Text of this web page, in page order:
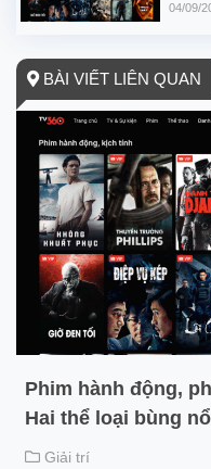
04/09/
BÀI VIẾT LIÊN QUAN
Phim hành động,
Hai thể loại bùng
Giải trí